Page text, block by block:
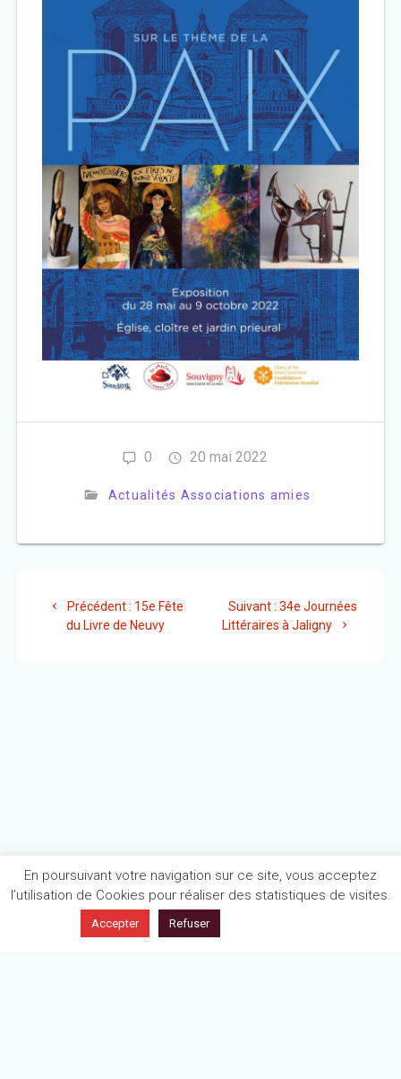
0 20 mai 2022
Actualités Associations amies
Précédent : Article
précédent
15e Fête
du Livre de Neuvy
Suivant : Article
suivant
34e Journées
Littéraires à Jaligny
En poursuivant votre navigation sur ce site, vous acceptez
l’utilisation de Cookies pour réaliser des statistiques de visites.
Accepter Refuser